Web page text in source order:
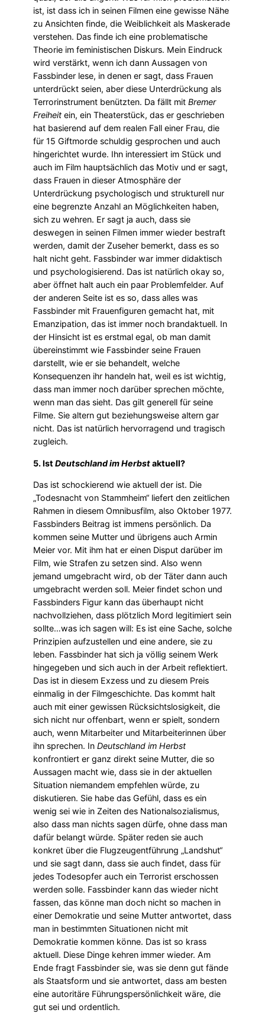
ist, ist dass ich in seinen Filmen eine gewisse Nähe
zu Ansichten finde, die Weiblichkeit als Maskerade
verstehen. Das finde ich eine problematische
Theorie im feministischen Diskurs. Mein Eindruck
wird verstärkt, wenn ich dann Aussagen von
Fassbinder lese, in denen er sagt, dass Frauen
unterdrückt seien, aber diese Unterdrückung als
Terrorinstrument benützten. Da fällt mit Bremer
Freiheit ein, ein Theaterstück, das er geschrieben
hat basierend auf dem realen Fall einer Frau, die
für 15 Giftmorde schuldig gesprochen und auch
hingerichtet wurde. Ihn interessiert im Stück und
auch im Film hauptsächlich das Motiv und er sagt,
dass Frauen in dieser Atmosphäre der
Unterdrückung psychologisch und strukturell nur
eine begrenzte Anzahl an Möglichkeiten haben,
sich zu wehren. Er sagt ja auch, dass sie
deswegen in seinen Filmen immer wieder bestraft
werden, damit der Zuseher bemerkt, dass es so
halt nicht geht. Fassbinder war immer didaktisch
und psychologisierend. Das ist natürlich okay so,
aber öffnet halt auch ein paar Problemfelder. Auf
der anderen Seite ist es so, dass alles was
Fassbinder mit Frauenfiguren gemacht hat, mit
Emanzipation, das ist immer noch brandaktuell. In
der Hinsicht ist es erstmal egal, ob man damit
übereinstimmt wie Fassbinder seine Frauen
darstellt, wie er sie behandelt, welche
Konsequenzen ihr handeln hat, weil es ist wichtig,
dass man immer noch darüber sprechen möchte,
wenn man das sieht. Das gilt generell für seine
Filme. Sie altern gut beziehungsweise altern gar
nicht. Das ist natürlich hervorragend und tragisch
zugleich.
5. Ist Deutschland im Herbstaktuell?
Das ist schockierend wie aktuell der ist. Die
„Todesnacht von Stammheim“ liefert den zeitlichen
Rahmen in diesem Omnibusfilm, also Oktober 1977.
Fassbinders Beitrag ist immens persönlich. Da
kommen seine Mutter und übrigens auch Armin
Meier vor. Mit ihm hat er einen Disput darüber im
Film, wie Strafen zu setzen sind. Also wenn
jemand umgebracht wird, ob der Täter dann auch
umgebracht werden soll. Meier findet schon und
Fassbinders Figur kann das überhaupt nicht
nachvollziehen, dass plötzlich Mord legitimiert sein
sollte…was ich sagen will: Es ist eine Sache, solche
Prinzipien aufzustellen und eine andere, sie zu
leben. Fassbinder hat sich ja völlig seinem Werk
hingegeben und sich auch in der Arbeit reflektiert.
Das ist in diesem Exzess und zu diesem Preis
einmalig in der Filmgeschichte. Das kommt halt
auch mit einer gewissen Rücksichtslosigkeit, die
sich nicht nur offenbart, wenn er spielt, sondern
auch, wenn Mitarbeiter und Mitarbeiterinnen über
ihn sprechen. In Deutschland im Herbst
konfrontiert er ganz direkt seine Mutter, die so
Aussagen macht wie, dass sie in der aktuellen
Situation niemandem empfehlen würde, zu
diskutieren. Sie habe das Gefühl, dass es ein
wenig sei wie in Zeiten des Nationalsozialismus,
also dass man nichts sagen dürfe, ohne dass man
dafür belangt würde. Später reden sie auch
konkret über die Flugzeugentführung „Landshut“
und sie sagt dann, dass sie auch findet, dass für
jedes Todesopfer auch ein Terrorist erschossen
werden solle. Fassbinder kann das wieder nicht
fassen, das könne man doch nicht so machen in
einer Demokratie und seine Mutter antwortet, dass
man in bestimmten Situationen nicht mit
Demokratie kommen könne. Das ist so krass
aktuell. Diese Dinge kehren immer wieder. Am
Ende fragt Fassbinder sie, was sie denn gut fände
als Staatsform und sie antwortet, dass am besten
eine autoritäre Führungspersönlichkeit wäre, die
gut sei und ordentlich.